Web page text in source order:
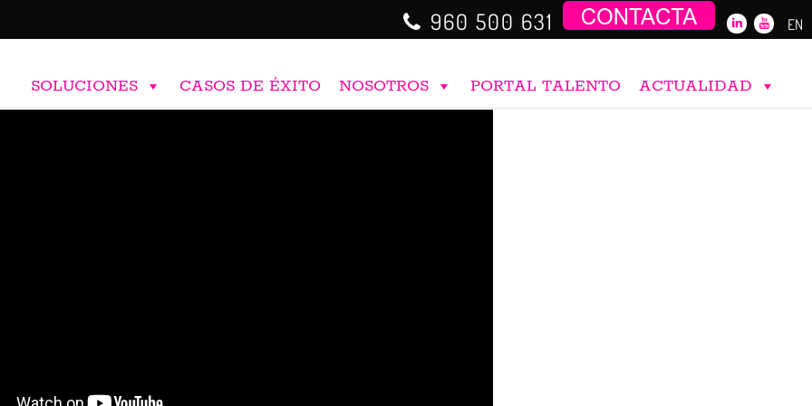
960 500 631 EN
SOLUCIONES CASOS DE ÉXITO NOSOTROS PORTAL TALENTO ACTUALIDAD